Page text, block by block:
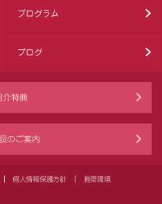
プログラム
ブログ
介特典
のご案内
個人情報保護方針 推奨環境